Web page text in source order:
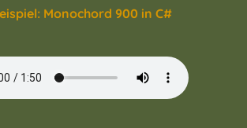
Monochord 900 in C#